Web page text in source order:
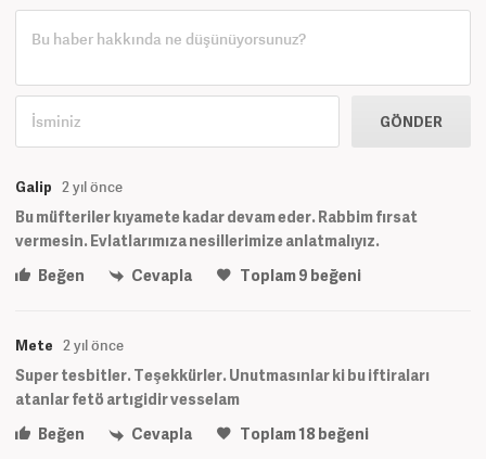
GÖNDER
Galip 2 yıl önce
Bu müfteriler kıyamete kadar devam eder. Rabbim fırsat
vermesin. Evlatlarımıza nesillerimize anlatmalıyız.
Beğen
Cevapla Toplam9 beğeni
Mete 2 yıl önce
Super tesbitler. Teşekkürler. Unutmasınlar ki bu iftiraları
atanlar fetö artıgidir vesselam
Beğen
Cevapla Toplam18beğeni